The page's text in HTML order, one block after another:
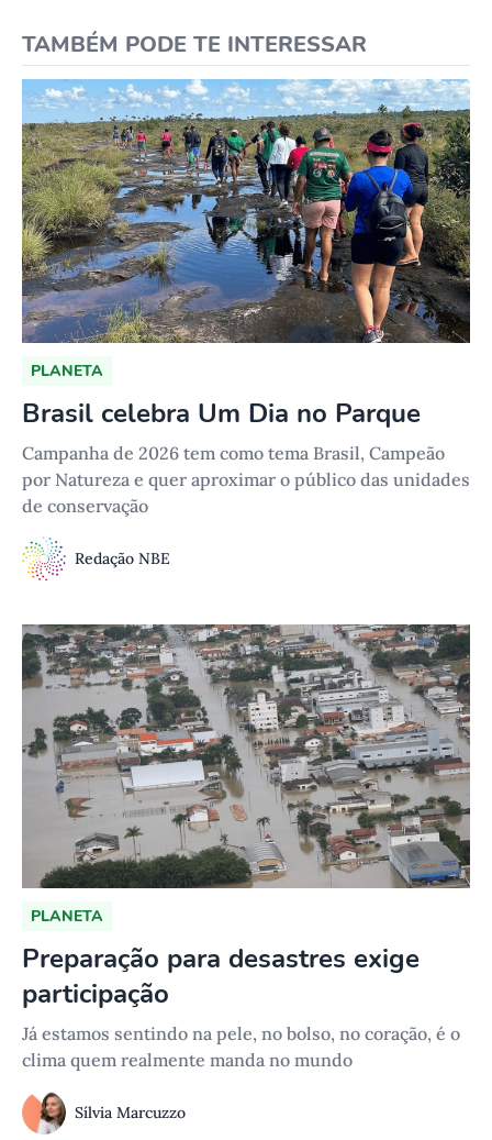
TAMBÉM PODE TE INTERESSAR
PLANETA
Brasil celebra Um Dia no Parque
Campanha de 2026 tem como tema Brasil, Campeão
por Natureza e quer aproximar o público das unidades
de conservação
Redação NBE
PLANETA
Preparação para desastres exige
participação
Já estamos sentindo na pele, no bolso, no coração, é o
clima quem realmente manda no mundo
Sílvia Marcuzzo